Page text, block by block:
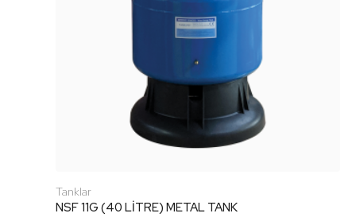
Tanklar
NSF 11G (40 LİTRE) METAL TANK